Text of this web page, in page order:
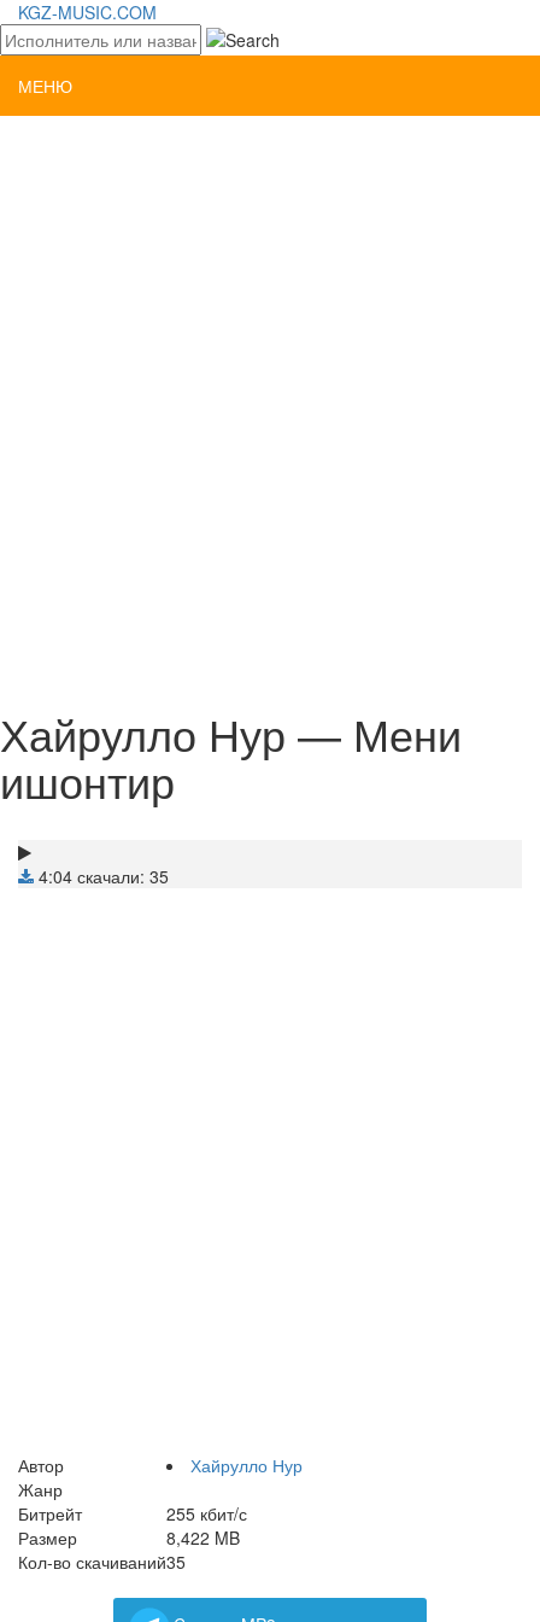
KGZ-MUSIC.COM
МЕНЮ
Хайрулло Нур — Мени
ишонтир
4:04 скачали: 35
Автор
Хайрулло Нур
Жанр
Битрейт
255 кбит/с
Размер
8,422 MB
Кол-во скачиваний35